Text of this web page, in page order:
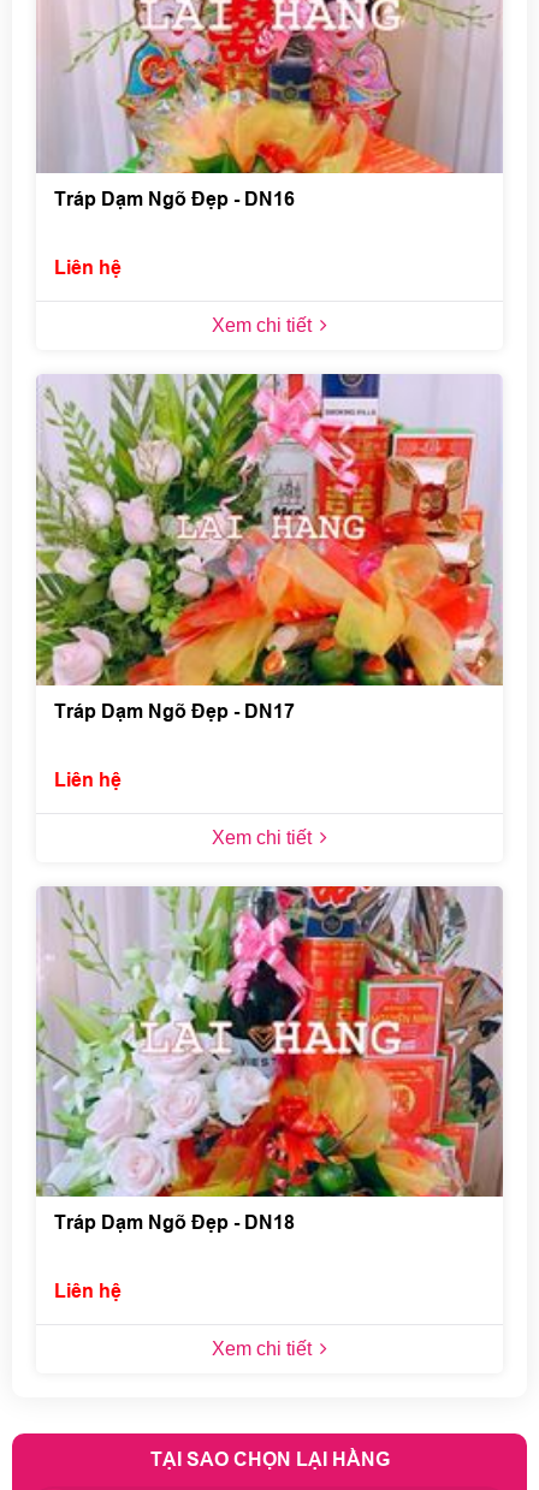
Tráp Dạm Ngõ Đẹp - DN16
Liên hệ
Xem chi tiết
Tráp Dạm Ngõ Đẹp - DN17
Liên hệ
Xem chi tiết
Tráp Dạm Ngõ Đẹp - DN18
Liên hệ
Xem chi tiết
TẠI SAO CHỌN LẠI HẰNG